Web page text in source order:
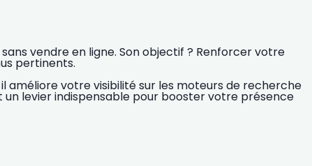
vendre en ligne. Son objectif ? Renforcer votre
pertinents.
il améliore votre visibilité sur les moteurs de recherche
un levier indispensable pour booster votre présence